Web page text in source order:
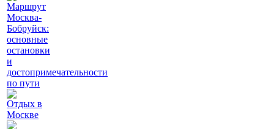
Маршрут
Москва-
Бобруйск:
основные
остановки
и
достопримечательности
по пути
Отдых в
Москве